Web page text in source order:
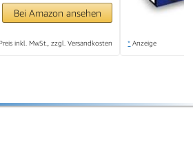
Bei Amazon ansehen
inkl. MwSt., zzgl. Versandkosten * Anzeige